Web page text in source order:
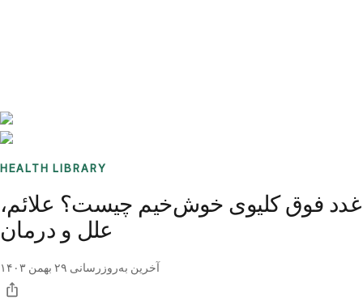
HEALTH LIBRARY
غدد فوق کلیوی خوش‌خیم چیست؟ علائم،
علل و درمان
آخرین به‌روزرسانی ۲۹ بهمن ۱۴۰۳